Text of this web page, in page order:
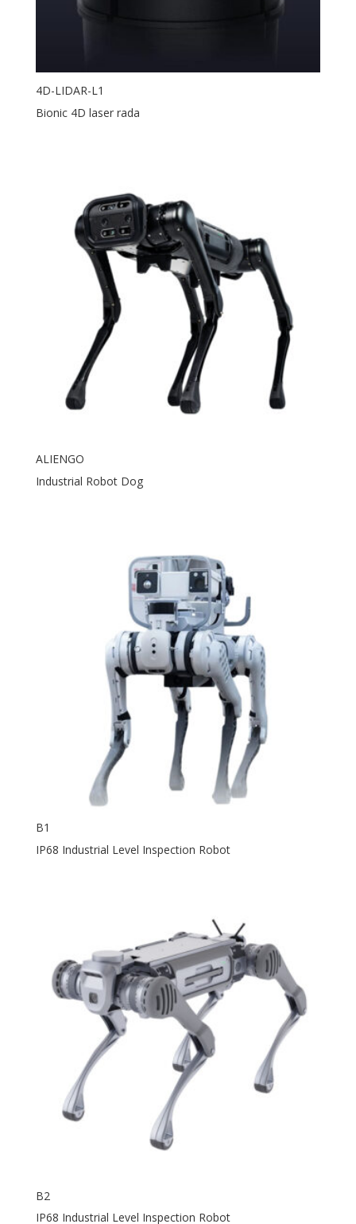
4D-LIDAR-L1
Bionic 4D laser rada
ALIENGO
Industrial Robot Dog
B1
IP68 Industrial Level Inspection Robot
B2
IP68 Industrial Level Inspection Robot